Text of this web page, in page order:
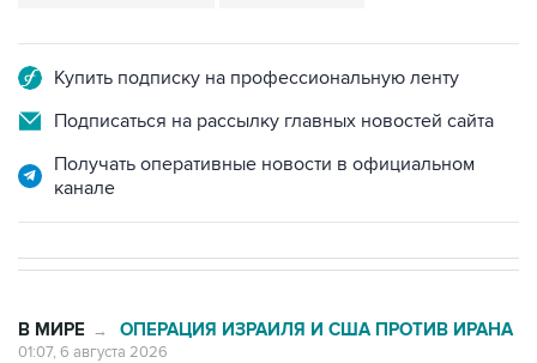
Купить подписку на профессиональную ленту
Подписаться на рассылку главных новостей сайта
Получать оперативные новости в официальном
канале
В МИРЕ → ОПЕРАЦИЯ ИЗРАИЛЯ И США ПРОТИВ ИРАНА
01:07, 6 августа 2026